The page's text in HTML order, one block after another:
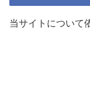
当サイトについて